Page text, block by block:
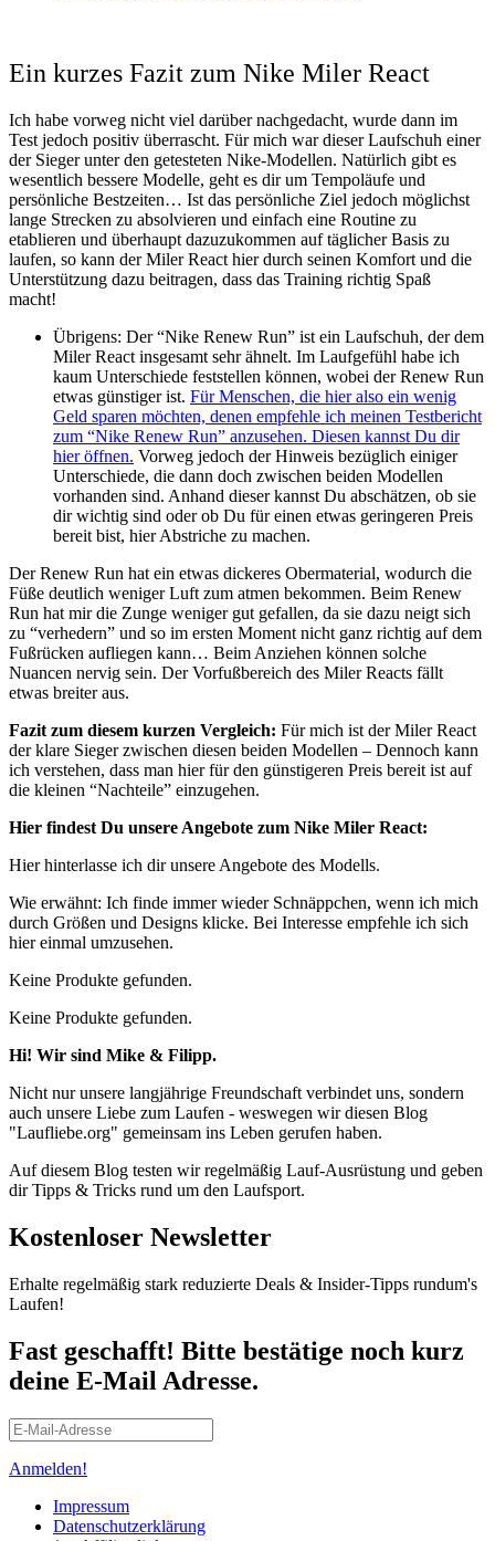
Ein kurzes Fazit zum Nike Miler React
Ich habe vorweg nicht viel darüber nachgedacht, wurde dann im
Test jedoch positiv überrascht. Für mich war dieser Laufschuh einer
der Sieger unter den getesteten Nike-Modellen. Natürlich gibt es
wesentlich bessere Modelle, geht es dir um Tempoläufe und
persönliche Bestzeiten… Ist das persönliche Ziel jedoch möglichst
lange Strecken zu absolvieren und einfach eine Routine zu
etablieren und überhaupt dazuzukommen auf täglicher Basis zu
laufen, so kann der Miler React hier durch seinen Komfort und die
Unterstützung dazu beitragen, dass das Training richtig Spaß
macht!
Übrigens: Der “Nike Renew Run” ist ein Laufschuh, der dem
Miler React insgesamt sehr ähnelt. Im Laufgefühl habe ich
kaum Unterschiede feststellen können, wobei der Renew Run
etwas günstiger ist. Für Menschen, die hier also ein wenig
Geld sparen möchten, denen empfehle ich meinen Testbericht
zum “Nike Renew Run” anzusehen. Diesen kannst Du dir
hier öffnen. Vorweg jedoch der Hinweis bezüglich einiger
Unterschiede, die dann doch zwischen beiden Modellen
vorhanden sind. Anhand dieser kannst Du abschätzen, ob sie
dir wichtig sind oder ob Du für einen etwas geringeren Preis
bereit bist, hier Abstriche zu machen.
Der Renew Run hat ein etwas dickeres Obermaterial, wodurch die
Füße deutlich weniger Luft zum atmen bekommen. Beim Renew
Run hat mir die Zunge weniger gut gefallen, da sie dazu neigt sich
zu “verhedern” und so im ersten Moment nicht ganz richtig auf dem
Fußrücken aufliegen kann… Beim Anziehen können solche
Nuancen nervig sein. Der Vorfußbereich des Miler Reacts fällt
etwas breiter aus.
Fazit zum diesem kurzen Vergleich: Für mich ist der Miler React
der klare Sieger zwischen diesen beiden Modellen – Dennoch kann
ich verstehen, dass man hier für den günstigeren Preis bereit ist auf
die kleinen “Nachteile” einzugehen.
Hier findest Du unsere Angebote zum Nike Miler React:
Hier hinterlasse ich dir unsere Angebote des Modells.
Wie erwähnt: Ich finde immer wieder Schnäppchen, wenn ich mich
durch Größen und Designs klicke. Bei Interesse empfehle ich sich
hier einmal umzusehen.
Keine Produkte gefunden.
Keine Produkte gefunden.
Hi! Wir sind Mike & Filipp.
Nicht nur unsere langjährige Freundschaft verbindet uns, sondern
auch unsere Liebe zum Laufen - weswegen wir diesen Blog
"Laufliebe.org" gemeinsam ins Leben gerufen haben.
Auf diesem Blog testen wir regelmäßig Lauf-Ausrüstung und geben
dir Tipps & Tricks rund um den Laufsport.
Kostenloser Newsletter
Erhalte regelmäßig stark reduzierte Deals & Insider-Tipps rundum's
Laufen!
Fast geschafft! Bitte bestätige noch kurz
deine E-Mail Adresse.
Anmelden!
Impressum
Datenschutzerklärung